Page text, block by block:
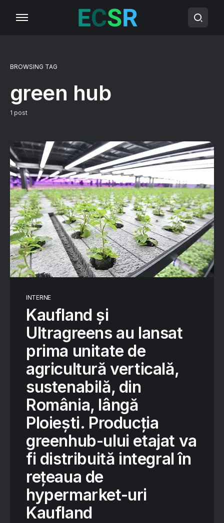
BROWSING TAG
green hub
1 post
INTERNE
Kaufland și
Ultragreens au lansat
prima unitate de
agricultură verticală,
sustenabilă, din
România, lângă
Ploiești. Producția
greenhub-ului etajat va
fi distribuită integral în
rețeaua de
hypermarket-uri
Kaufland